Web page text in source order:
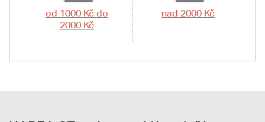
od 1000 Kč do
2000 Kč
nad 2000 Kč